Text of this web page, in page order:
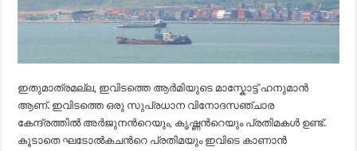
ഇതുമാത്രമല്ല, ഇവിടത്തെ ആര്‍മിയുടെ മാസ്കോട്ട് ഹനുമാന്‍
ആണ്. ഇവിടത്തെ ഒരു സുപ്രധാന വിനോദസഞ്ചാര
കേന്ദ്രത്തില്‍ അര്‍ജുനന്‍റെയും, കൃഷ്ണന്‍റെയും പ്രതിമകള്‍ ഉണ്ട്.
കൂടാതെ ഘടോല്‍കചന്‍റെ പ്രതിമയും ഇവിടെ കാണാന്‍